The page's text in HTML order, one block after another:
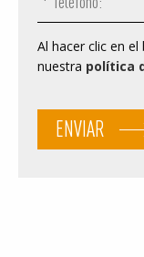
Al hacer clic en el
nuestra política